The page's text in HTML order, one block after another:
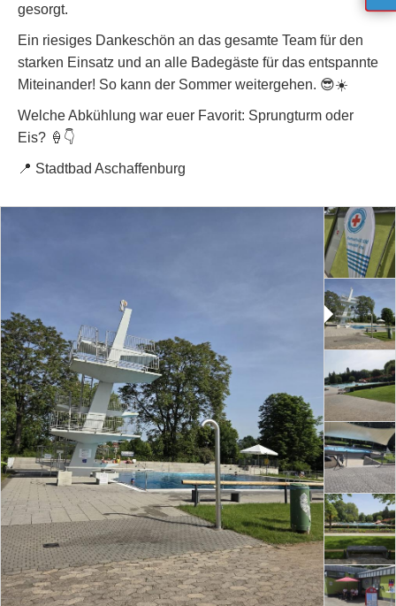
gesorgt.
Ein riesiges Dankeschön an das gesamte Team für den
starken Einsatz und an alle Badegäste für das entspannte
Miteinander! So kann der Sommer weitergehen. 😎☀️
Welche Abkühlung war euer Favorit: Sprungturm oder
Eis? 🍦👇
📍 Stadtbad Aschaffenburg